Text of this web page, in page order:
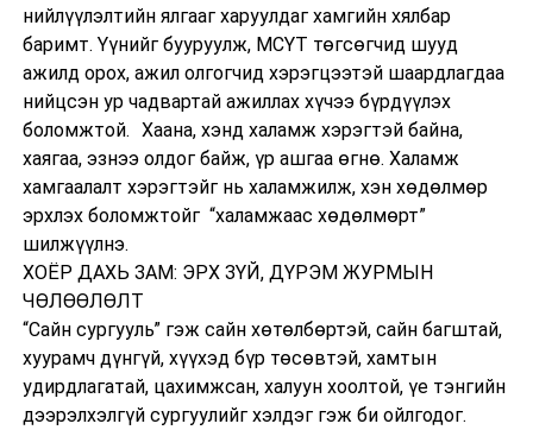
нийлүүлэлтийн ялгааг харуулдаг хамгийн хялбар
баримт. Үүнийг бууруулж, МСҮТ төгсөгчид шууд
ажилд орох, ажил олгогчид хэрэгцээтэй шаардлагдаа
нийцсэн ур чадвартай ажиллах хүчээ бүрдүүлэх
боломжтой. Хаана, хэнд халамж хэрэгтэй байна,
хаягаа, эзнээ олдог байж, үр ашгаа өгнө. Халамж
хамгаалалт хэрэгтэйг нь халамжилж, хэн хөдөлмөр
эрхлэх боломжтойг “халамжаас хөдөлмөрт”
шилжүүлнэ.
ХОЁР ДАХЬ ЗАМ: ЭРХ ЗҮЙ, ДҮРЭМ ЖУРМЫН
ЧӨЛӨӨЛӨЛТ
“Сайн сургууль” гэж сайн хөтөлбөртэй, сайн багштай,
хуурамч дүнгүй, хүүхэд бүр төсөвтэй, хамтын
удирдлагатай, цахимжсан, халуун хоолтой, үе тэнгийн
дээрэлхэлгүй сургуулийг хэлдэг гэж би ойлгодог.